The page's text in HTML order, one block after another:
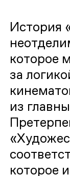
История
которое
за
из
которое